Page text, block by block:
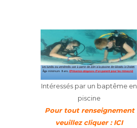
Intéressés par un baptême en
piscine
Pour tout renseignement
veuillez cliquer : ICI